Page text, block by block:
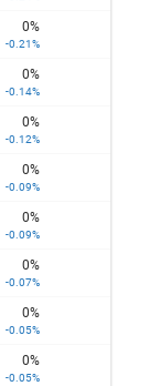
0%
-0.21%
0%
-0.14%
0%
-0.12%
0%
-0.09%
0%
-0.09%
0%
-0.07%
0%
-0.05%
0%
-0.05%